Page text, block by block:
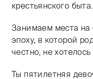
крестьянского быта.
Занимаем места на
эпоху, в которой
честно, не
Ты пятилетняя